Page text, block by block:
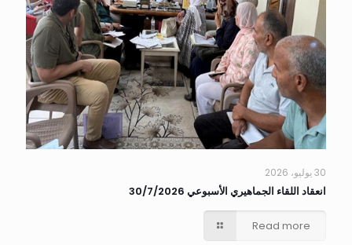
30 يوليو، 2026
انعقاد اللقاء الجماهيري الأسبوعي 30/7/2026
Read more